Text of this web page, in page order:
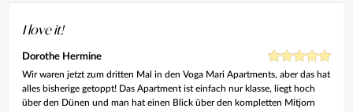
I love it!
Dorothe Hermine
Wir waren jetzt zum dritten Mal in den Voga Mari Apartments, aber das hat
alles bisherige getoppt! Das Apartment ist einfach nur klasse, liegt hoch
über den Dünen und man hat einen Blick über den kompletten Mitjorn